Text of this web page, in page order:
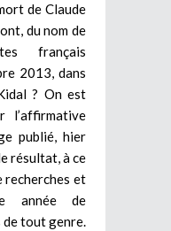
de Claude
du nom de
français
2013, dans
? On est
l’affirmative
publié, hier
résultat, à ce
recherches et
année de
de tout genre.